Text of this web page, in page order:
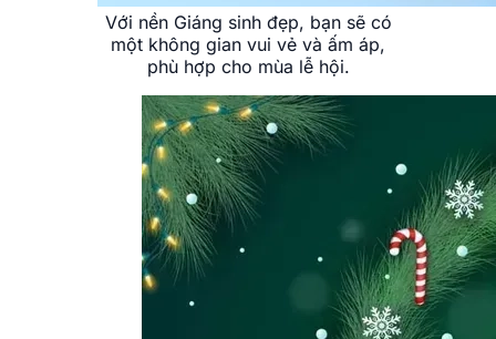
Với nền Giáng sinh đẹp, bạn sẽ có
một không gian vui vẻ và ấm áp,
phù hợp cho mùa lễ hội.